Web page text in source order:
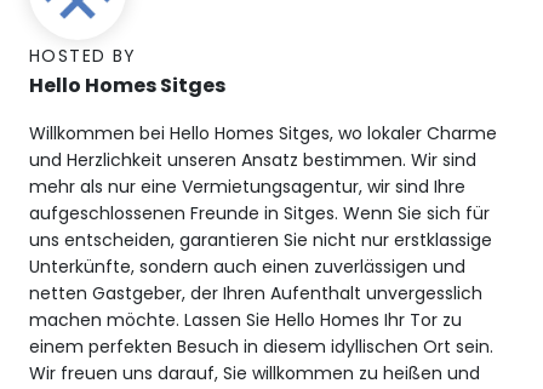
HOSTED BY
Hello Homes Sitges
Willkommen bei Hello Homes Sitges, wo lokaler Charme
und Herzlichkeit unseren Ansatz bestimmen. Wir sind
mehr als nur eine Vermietungsagentur, wir sind Ihre
aufgeschlossenen Freunde in Sitges. Wenn Sie sich für
uns entscheiden, garantieren Sie nicht nur erstklassige
Unterkünfte, sondern auch einen zuverlässigen und
netten Gastgeber, der Ihren Aufenthalt unvergesslich
machen möchte. Lassen Sie Hello Homes Ihr Tor zu
einem perfekten Besuch in diesem idyllischen Ort sein.
Wir freuen uns darauf, Sie willkommen zu heißen und